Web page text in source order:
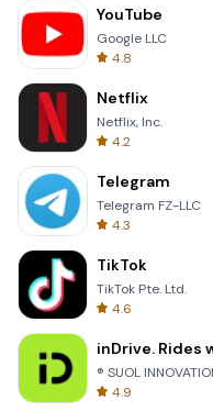
YouTube
Google LLC
4.8
Netflix
Netflix, Inc.
4.2
Telegram
Telegram FZ-LLC
4.3
TikTok
TikTok Pte. Ltd.
4.6
inDrive. Rides
® SUOL
4.9